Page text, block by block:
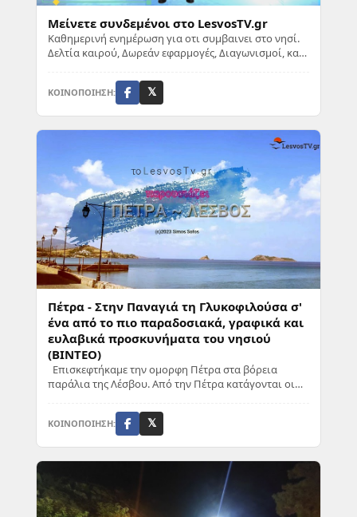
Μείνετε συνδεμένοι στο LesvosTV.gr
Καθημερινή ενημέρωση για οτι συμβαινει στο νησί.
Δελτία καιρού, Δωρεάν εφαρμογές, Διαγωνισμοί, και
ΚΟΙΝΟΠΟΙΗΣΗ: 𝕏
Πέτρα - Στην Παναγιά τη Γλυκοφιλούσα σ'
ένα από το πιο παραδοσιακά, γραφικά και
ευλαβικά προσκυνήματα του νησιού
(ΒΙΝΤΕΟ)
Επισκεφτήκαμε την ομορφη Πέτρα στα βόρεια
παράλια της Λέσβου. Από την Πέτρα κατάγονται οι
Ελευθεριάδη...
ΚΟΙΝΟΠΟΙΗΣΗ: 𝕏